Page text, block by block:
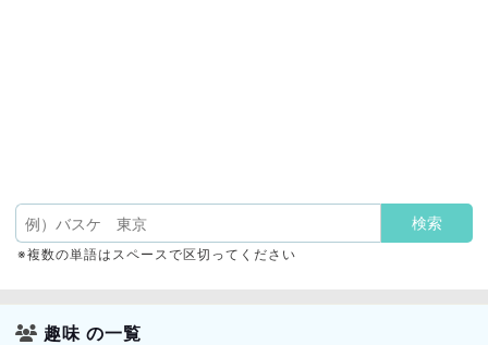
※複数の単語はスペースで区切ってください
趣味 の一覧